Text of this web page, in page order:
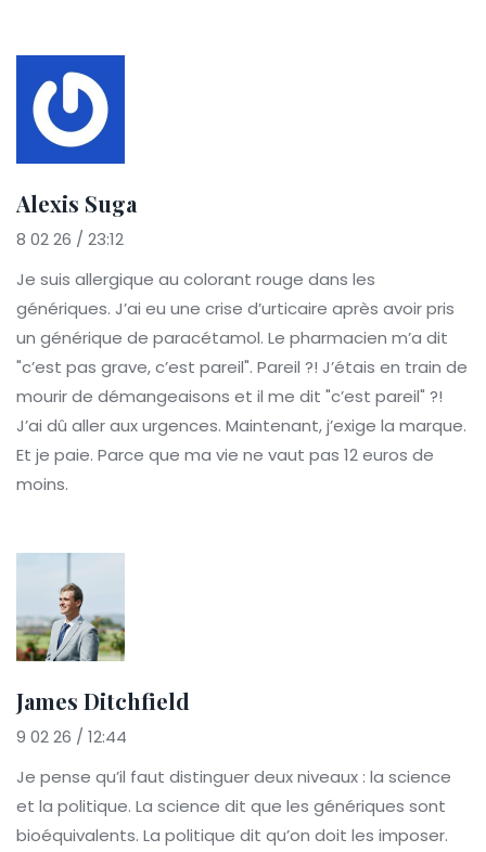
Alexis Suga
8 02 26 / 23:12
Je suis allergique au colorant rouge dans les
génériques. J’ai eu une crise d’urticaire après avoir pris
un générique de paracétamol. Le pharmacien m’a dit
"c’est pas grave, c’est pareil". Pareil ?! J’étais en train de
mourir de démangeaisons et il me dit "c’est pareil" ?!
J’ai dû aller aux urgences. Maintenant, j’exige la marque.
Et je paie. Parce que ma vie ne vaut pas 12 euros de
moins.
James Ditchfield
9 02 26 / 12:44
Je pense qu’il faut distinguer deux niveaux : la science
et la politique. La science dit que les génériques sont
bioéquivalents. La politique dit qu’on doit les imposer.